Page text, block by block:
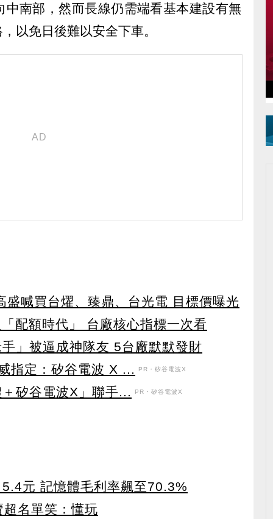
南部，然而長線仍需端看基本建設有無
以免日後難以安全下車。
喊買台燿、臻鼎、台光電 目標價曝光
配額時代」 台廠核心指標一次看
」被逼成神隊友 5台廠默默發財
指定：矽谷電波 X ...
PR・矽谷電波X
矽谷電波X」聯手... PR・矽谷電波X
元 記憶體毛利率飆至70.3%
名單笑：懂玩